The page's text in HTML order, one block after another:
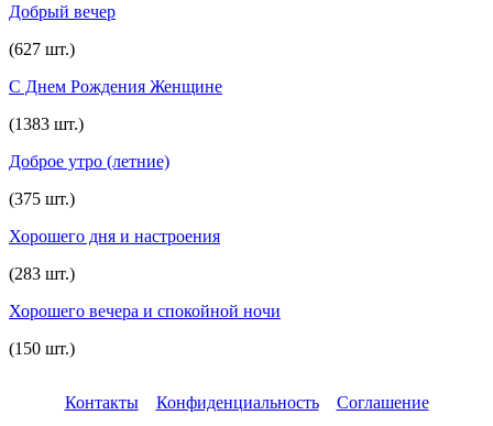
Добрый вечер
(627 шт.)
С Днем Рождения Женщине
(1383 шт.)
Доброе утро (летние)
(375 шт.)
Хорошего дня и настроения
(283 шт.)
Хорошего вечера и спокойной ночи
(150 шт.)
Контакты Конфиденциальность Соглашение